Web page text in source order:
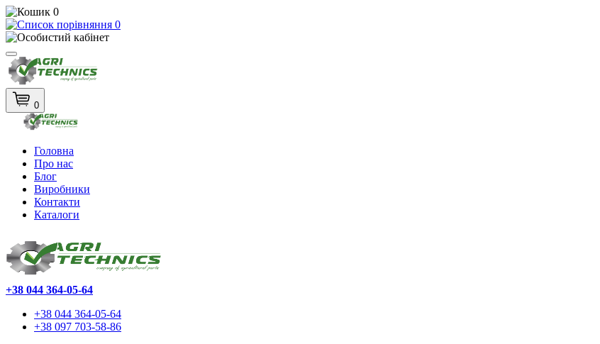
0
0
0
Головна
Про нас
Блог
Виробники
Контакти
Каталоги
+38 044 364-05-64
+38 044 364-05-64
+38 097 703-58-86